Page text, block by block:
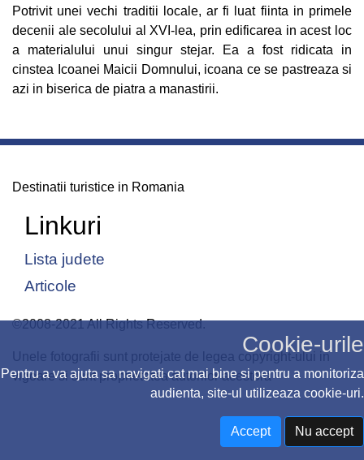
Cookie-urile
Pentru a va ajuta sa navigati cat mai bine si pentru a monitoriza
audienta, site-ul utilizeaza cookie-uri.
Accept Nu accept
Potrivit unei vechi traditii locale, ar fi luat fiinta in primele
decenii ale secolului al XVI-lea, prin edificarea in acest loc
a materialului unui singur stejar. Ea a fost ridicata in
cinstea Icoanei Maicii Domnului, icoana ce se pastreaza si
azi in biserica de piatra a manastirii.
Destinatii turistice in Romania
Linkuri
Lista judete
Articole
©2008-2021 All Rights Reserved.
Unele fotografii sunt protejate de legea copyright-ului in
vigoare si sunt proprietatea autorilor acestora